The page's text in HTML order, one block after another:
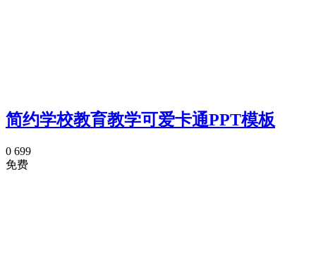
简约学校教育教学可爱卡通PPT模板
0 699
免费